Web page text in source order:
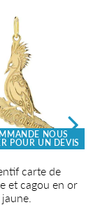
NOUS
POUR UN DEVIS
carte de
et cagou en or
jaune.